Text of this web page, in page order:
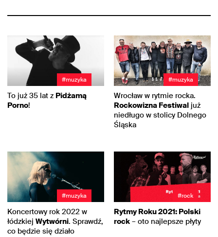
#muzyka
To już 35 lat z Pidżamą
Porno!
#muzyka
Wrocław w rytmie rocka.
Rockowizna Festiwal już
niedługo w stolicy Dolnego
Śląska
#muzyka
Koncertowy rok 2022 w
łódzkiej Wytwórni. Sprawdź,
co będzie się działo
#rock
Rytmy Roku 2021: Polski
rock – oto najlepsze płyty